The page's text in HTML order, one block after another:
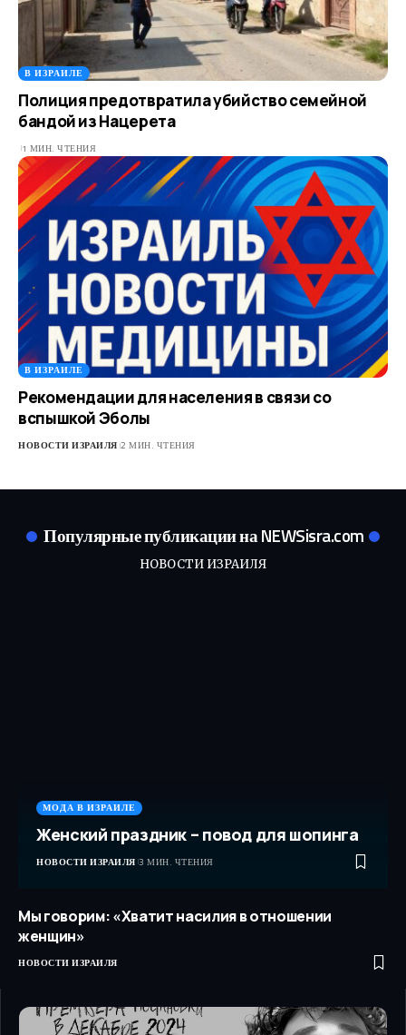
В ИЗРАИЛЕ
Полиция предотвратила убийство семейной
бандой из Нацерета
1 МИН. ЧТЕНИЯ
В ИЗРАИЛЕ
Рекомендации для населения в связи со
вспышкой Эболы
НОВОСТИ ИЗРАИЛЯ 2 МИН. ЧТЕНИЯ
Популярные публикации на NEWSisra.com
НОВОСТИ ИЗРАИЛЯ
МОДА В ИЗРАИЛЕ
Женский праздник – повод для шопинга
НОВОСТИ ИЗРАИЛЯ 3 МИН. ЧТЕНИЯ
Мы говорим: «Хватит насилия в отношении
женщин»
НОВОСТИ ИЗРАИЛЯ